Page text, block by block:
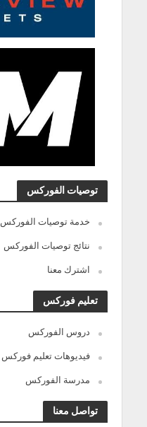
توصيات الفوركس
خدمة توصيات الفوركس
نتائج توصيات الفوركس
اشترك معنا
تعليم فوركس
دروس الفوركس
فيديوهات تعليم فوركس
مدرسة الفوركس
تواصل معنا